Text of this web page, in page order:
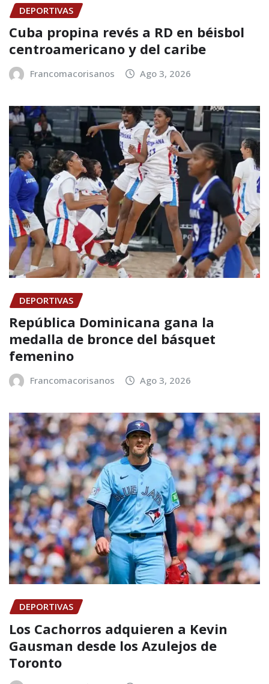
DEPORTIVAS
Cuba propina revés a RD en béisbol
centroamericano y del caribe
Francomacorisanos Ago 3, 2026
DEPORTIVAS
República Dominicana gana la
medalla de bronce del básquet
femenino
Francomacorisanos Ago 3, 2026
DEPORTIVAS
Los Cachorros adquieren a Kevin
Gausman desde los Azulejos de
Toronto